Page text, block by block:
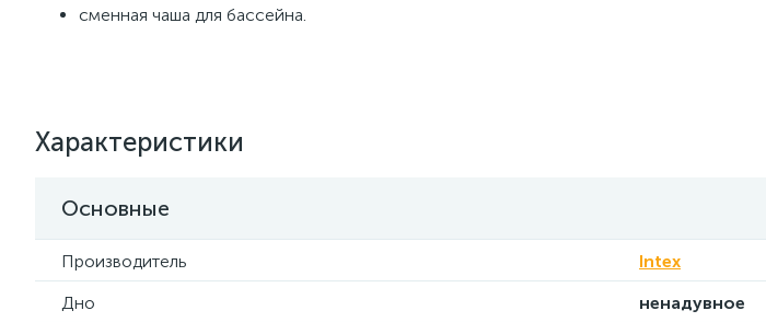
сменная чаша для бассейна.
Характеристики
Основные
Производитель
Intex
Дно
ненадувное